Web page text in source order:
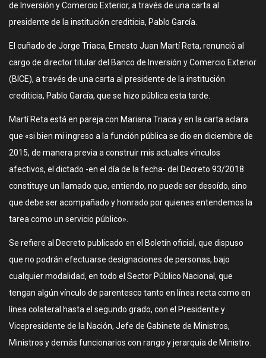
de Inversión y Comercio Exterior, a través de una carta al
presidente de la institución crediticia, Pablo García.
El cuñado de Jorge Triaca, Ernesto Juan Martí Reta, renunció al
cargo de director titular del Banco de Inversión y Comercio Exterior
(BICE), a través de una carta al presidente de la institución
crediticia, Pablo García, que se hizo pública esta tarde.
Martí Reta está en pareja con Mariana Triaca y en la carta aclara
que «si bien mi ingreso a la función pública se dio en diciembre de
2015, de manera previa a construir mis actuales vínculos
afectivos, el dictado -en el día de la fecha- del Decreto 93/2018
constituye un llamado que, entiendo, no puede ser desoído, sino
que debe ser acompañado y honrado por quienes entendemos la
tarea como un servicio público».
Se refiere al Decreto publicado en el Boletín oficial, que dispuso
que no podrán efectuarse designaciones de personas, bajo
cualquier modalidad, en todo el Sector Público Nacional, que
tengan algún vínculo de parentesco tanto en línea recta como en
línea colateral hasta el segundo grado, con el Presidente y
Vicepresidente de la Nación, Jefe de Gabinete de Ministros,
Ministros y demás funcionarios con rango y jerarquía de Ministro.